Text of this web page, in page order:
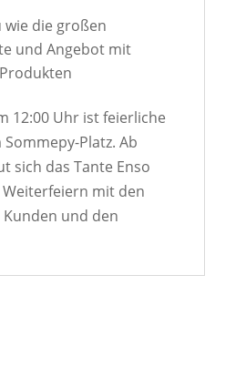
wie die großen
und Angebot mit
12:00 Uhr ist feierliche
Platz. Ab
sich das Tante Enso
Weiterfeiern mit den
und den